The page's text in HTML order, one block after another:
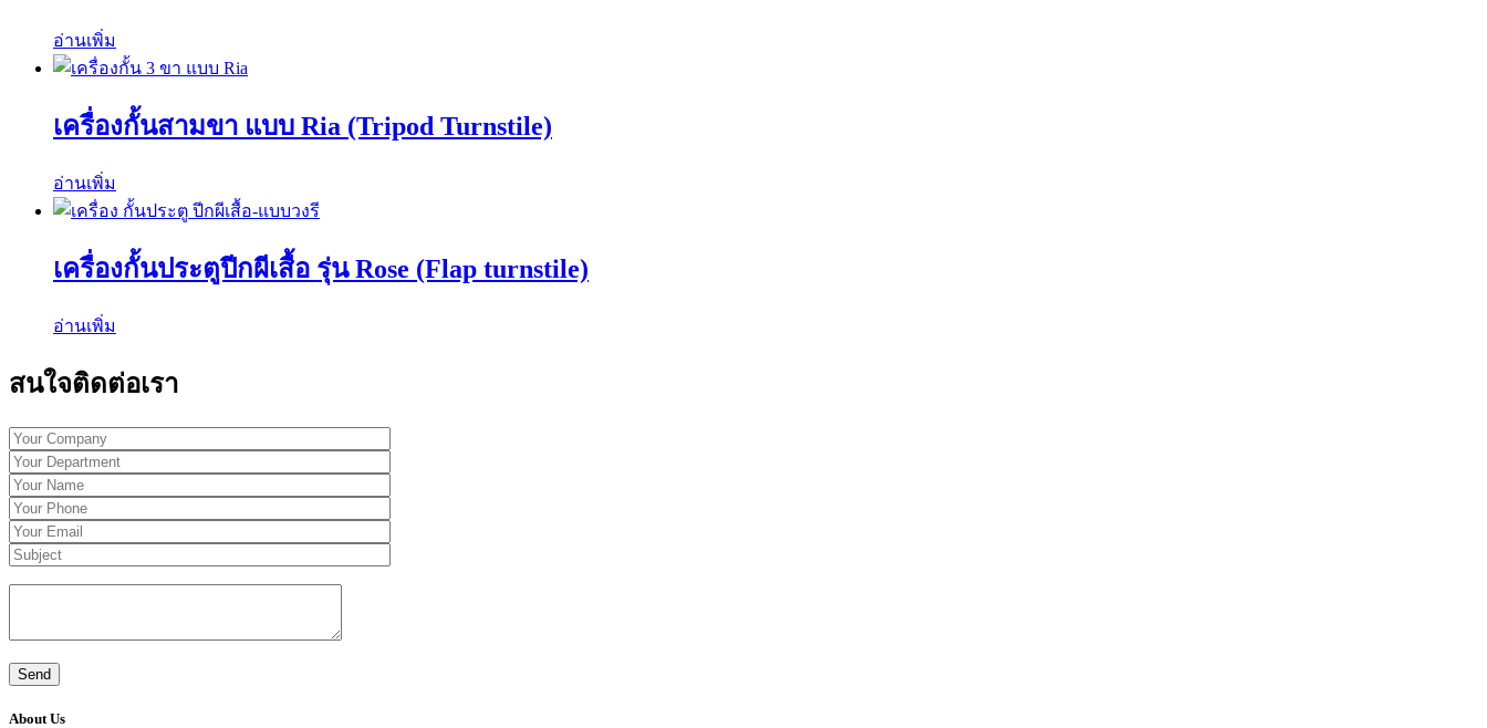
อ่านเพิ่ม
เครื่องกั้นสามขา แบบ Ria (Tripod Turnstile)
อ่านเพิ่ม
เครื่องกั้นประตูปีกผีเสื้อ รุ่น Rose (Flap turnstile)
อ่านเพิ่ม
สนใจติดต่อเรา
About Us